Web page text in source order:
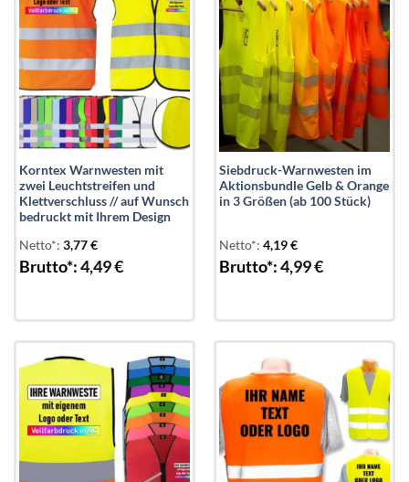
Korntex Warnwesten mit
zwei Leuchtstreifen und
Klettverschluss // auf Wunsch
bedruckt mit Ihrem Design
Netto*: 3,77€
Brutto*:4,49€
Siebdruck-Warnwesten im
Aktionsbundle Gelb & Orange
in 3 Größen (ab 100 Stück)
Netto*: 4,19€
Brutto*:4,99€
wishlist
wishlist